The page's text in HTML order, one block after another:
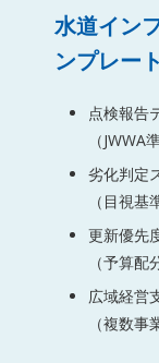
水道イン
ンプレー
点検報告
（JWWA
劣化判定
（目視基
更新優先
（予算配
広域経営
（複数事